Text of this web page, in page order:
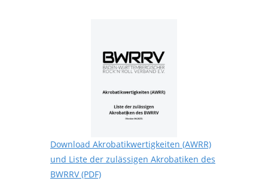
Download Akrobatikwertigkeiten (AWRR)
und Liste der zulässigen Akrobatiken des
BWRRV (PDF)